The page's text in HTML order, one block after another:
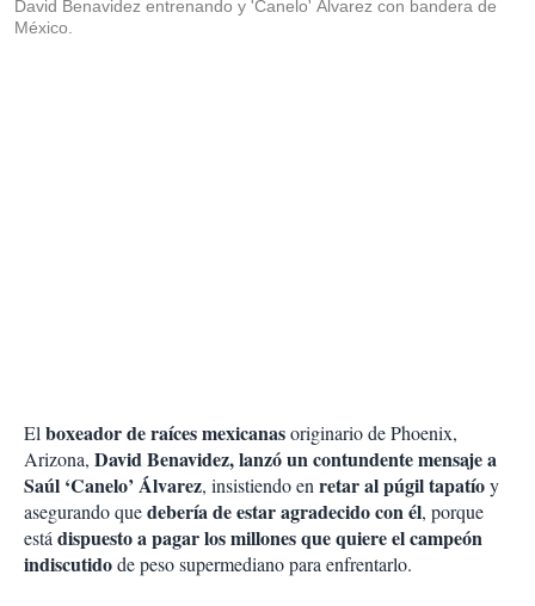
David Benavidez entrenando y 'Canelo' Álvarez con bandera de
México.
Elboxeador de raíces mexicanasoriginario de Phoenix,
Arizona, David Benavidez, lanzó un contundente mensaje a
Saúl ‘Canelo’ Álvarez, insistiendo enretar al púgil tapatíoy
asegurando quedebería de estar agradecido con él, porque
estádispuesto a pagar los millones que quiere el campeón
indiscutidode peso supermediano para enfrentarlo.